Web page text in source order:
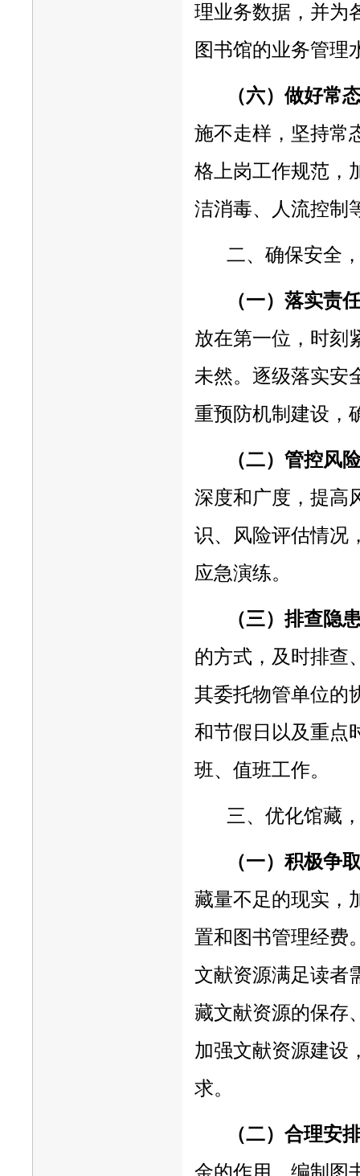
理业务数据，并为
图书馆的业务管理
（六）做好常
施不走样，坚持常
格上岗工作规范，
洁消毒、人流控制
二、确保安全
（一）落实责
放在第一位，时刻
未然。逐级落实安
重预防机制建设，
（二）管控风
深度和广度，提高
识、风险评估情况
应急演练。
（三）排查隐
的方式，及时排查
其委托物管单位的
和节假日以及重点
班、值班工作。
三、优化馆藏
（一）积极争
藏量不足的现实，
置和图书管理经费
文献资源满足读者
藏文献资源的保存
加强文献资源建设
求。
（二）合理安
金的作用，编制图